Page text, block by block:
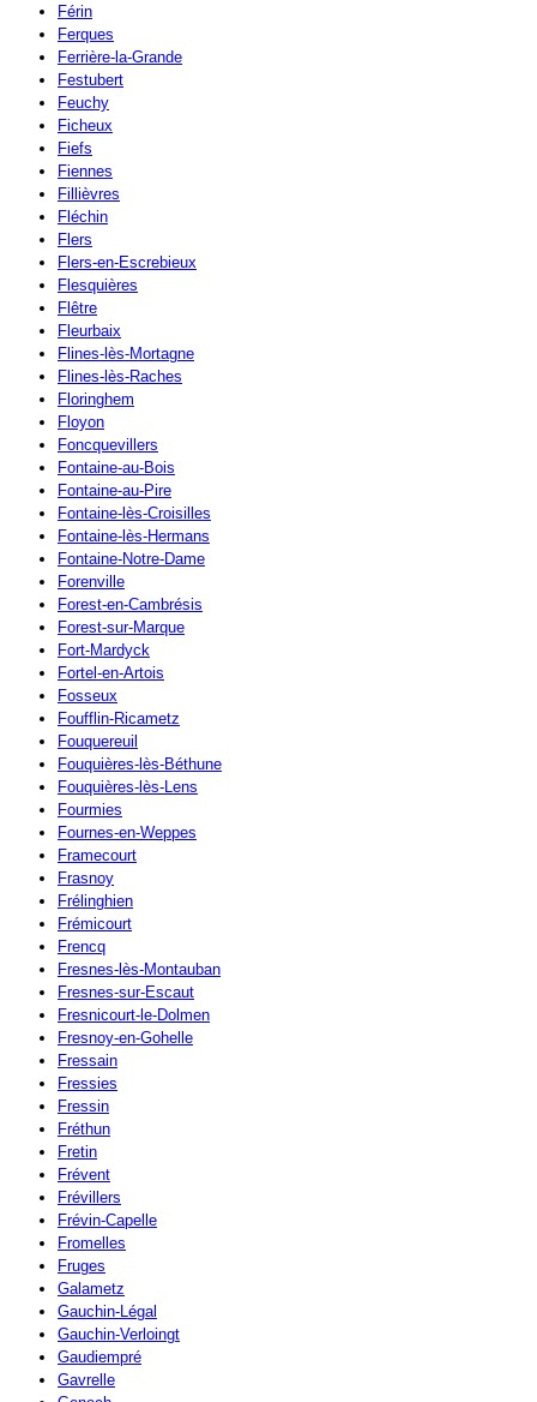
Férin
Ferques
Ferrière-la-Grande
Festubert
Feuchy
Ficheux
Fiefs
Fiennes
Fillièvres
Fléchin
Flers
Flers-en-Escrebieux
Flesquières
Flêtre
Fleurbaix
Flines-lès-Mortagne
Flines-lès-Raches
Floringhem
Floyon
Foncquevillers
Fontaine-au-Bois
Fontaine-au-Pire
Fontaine-lès-Croisilles
Fontaine-lès-Hermans
Fontaine-Notre-Dame
Forenville
Forest-en-Cambrésis
Forest-sur-Marque
Fort-Mardyck
Fortel-en-Artois
Fosseux
Foufflin-Ricametz
Fouquereuil
Fouquières-lès-Béthune
Fouquières-lès-Lens
Fourmies
Fournes-en-Weppes
Framecourt
Frasnoy
Frélinghien
Frémicourt
Frencq
Fresnes-lès-Montauban
Fresnes-sur-Escaut
Fresnicourt-le-Dolmen
Fresnoy-en-Gohelle
Fressain
Fressies
Fressin
Fréthun
Fretin
Frévent
Frévillers
Frévin-Capelle
Fromelles
Fruges
Galametz
Gauchin-Légal
Gauchin-Verloingt
Gaudiempré
Gavrelle